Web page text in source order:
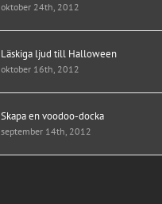
oktober 24th, 2012
Läskiga ljud till Halloween
oktober 16th, 2012
Skapa en voodoo-docka
september 14th, 2012